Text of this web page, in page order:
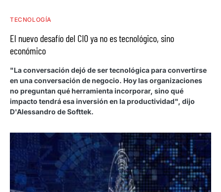
TECNOLOGÍA
El nuevo desafío del CIO ya no es tecnológico, sino
económico
"La conversación dejó de ser tecnológica para convertirse
en una conversación de negocio. Hoy las organizaciones
no preguntan qué herramienta incorporar, sino qué
impacto tendrá esa inversión en la productividad", dijo
D'Alessandro de Softtek.